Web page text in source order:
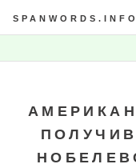
SPANWORDS.INFO